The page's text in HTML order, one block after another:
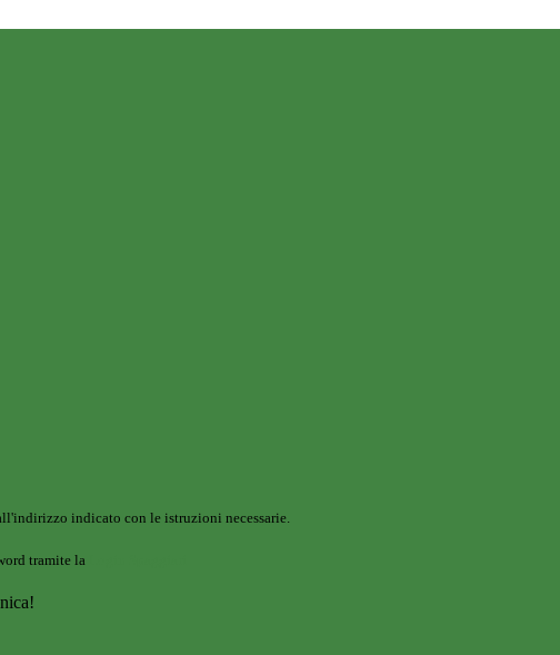
indicato con le istruzioni necessarie.
tramite la